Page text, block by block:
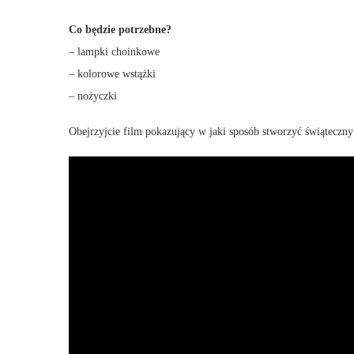
Co będzie potrzebne?
– lampki choinkowe
– kolorowe wstążki
– nożyczki
Obejrzyjcie film pokazujący w jaki sposób stworzyć